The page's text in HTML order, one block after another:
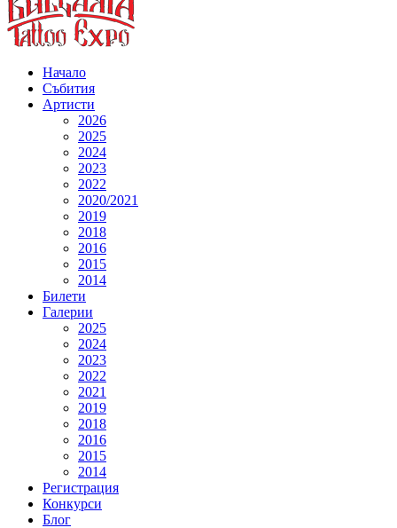
Начало
Събития
Артисти
2026
2025
2024
2023
2022
2020/2021
2019
2018
2016
2015
2014
Билети
Галерии
2025
2024
2023
2022
2021
2019
2018
2016
2015
2014
Регистрация
Конкурси
Блог